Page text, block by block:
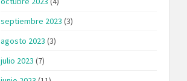
septiembre 2023 (3)
agosto 2023 (3)
julio 2023 (7)